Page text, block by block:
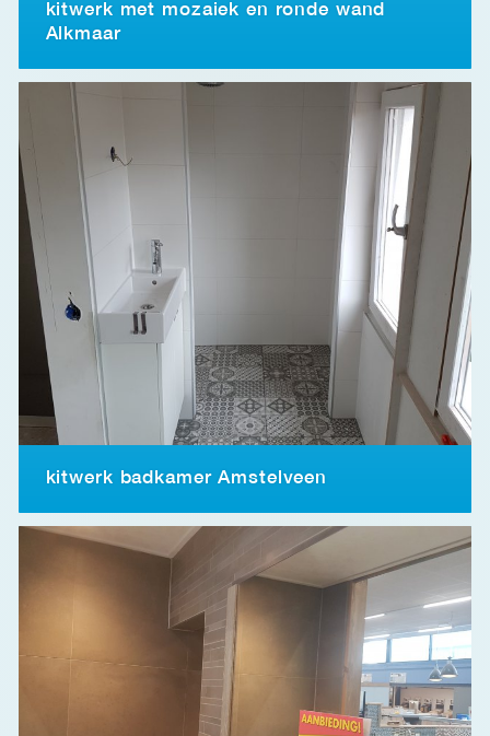
kitwerk met mozaiek en ronde wand
Alkmaar
kitwerk badkamer Amstelveen